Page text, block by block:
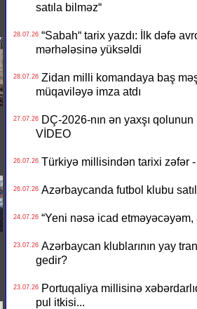
satıla bilməz“
28.07.26“Sabah“ tarix yazdı: İlk dəfə
mərhələsinə yüksəldi
28.07.26Zidan milli komandaya baş
müqaviləyə imza atdı
27.07.26DÇ-2026-nın ən yaxşı
VİDEO
26.07.26Türkiyə millisindən tarixi zəfər
26.07.26Azərbaycanda futbol klubu
24.07.26“Yeni nəsə icad etməyəcəyəm,
23.07.26Azərbaycan klublarının yay
gedir?
23.07.26Portuqaliya millisinə
pul itkisi...